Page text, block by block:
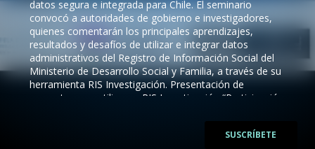
datos segura e integrada para Chile. El seminario
convocó a autoridades de gobierno e investigadores,
quienes comentarán los principales aprendizajes,
resultados y desafíos de utilizar e integrar datos
administrativos del Registro de Información Social del
Ministerio de Desarrollo Social y Familia, a través de su
herramienta RIS Investigación. Presentación de
proyectos que utilizaron RIS Investigación “Participación
Paredes, Investigadora FEN UChile y COES. “Maternidad
SUSCRÍBETE